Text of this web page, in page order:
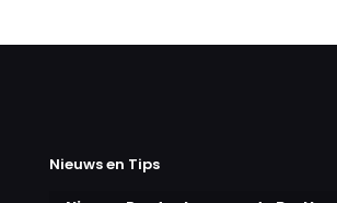
Nieuws en Tips